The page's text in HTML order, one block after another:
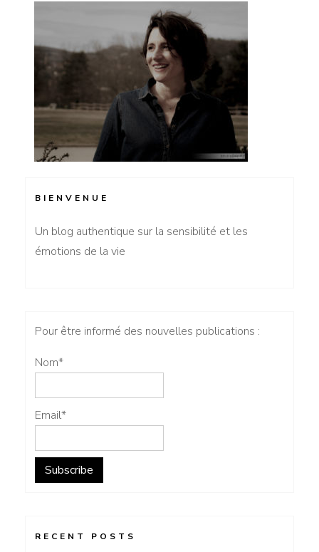
BIENVENUE
Un blog authentique sur la sensibilité et les
émotions de la vie
Pour être informé des nouvelles publications :
Nom*
Email*
RECENT POSTS